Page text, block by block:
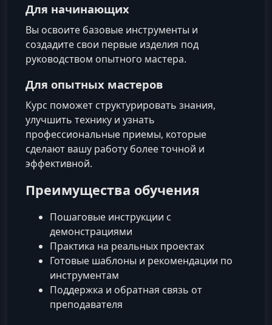
Для начинающих
Вы освоите базовые инструменты и
создадите свои первые изделия под
руководством опытного мастера.
Для опытных мастеров
Курс поможет структурировать знания,
улучшить технику и узнать
профессиональные приемы, которые
сделают вашу работу более точной и
эффективной.
Преимущества обучения
Пошаговые инструкции с
демонстрациями
Практика на реальных проектах
Готовые шаблоны и рекомендации по
инструментам
Поддержка и обратная связь от
преподавателя